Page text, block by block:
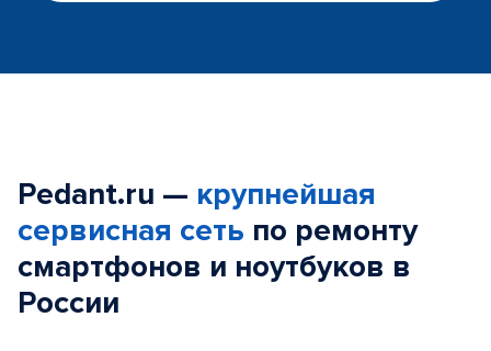
Pedant.ru — крупнейшая
сервисная сеть по ремонту
смартфонов и ноутбуков в
России